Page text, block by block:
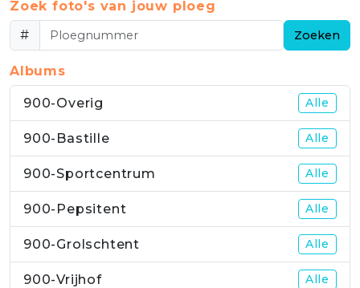
Zoek foto's van jouw ploeg
#
Zoeken
Albums
900-Overig Alle
900-Bastille Alle
900-Sportcentrum Alle
900-Pepsitent Alle
900-Grolschtent Alle
900-Vrijhof Alle